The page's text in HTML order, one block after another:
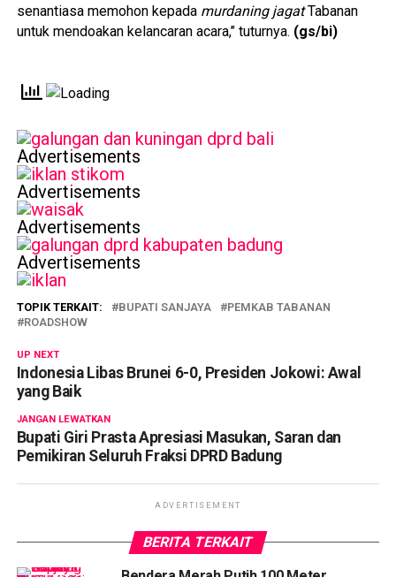
senantiasa memohon kepada murdaning jagatTabanan
untuk mendoakan kelancaran acara,’’ tuturnya. (gs/bi)
Advertisements
Advertisements
Advertisements
Advertisements
TOPIK TERKAIT: BUPATI SANJAYA
PEMKAB TABANAN
ROADSHOW
UP NEXT
Indonesia Libas Brunei 6-0, Presiden Jokowi: Awal
yang Baik
JANGAN LEWATKAN
Bupati Giri Prasta Apresiasi Masukan, Saran dan
Pemikiran Seluruh Fraksi DPRD Badung
ADVERTISEMENT
BERITA TERKAIT